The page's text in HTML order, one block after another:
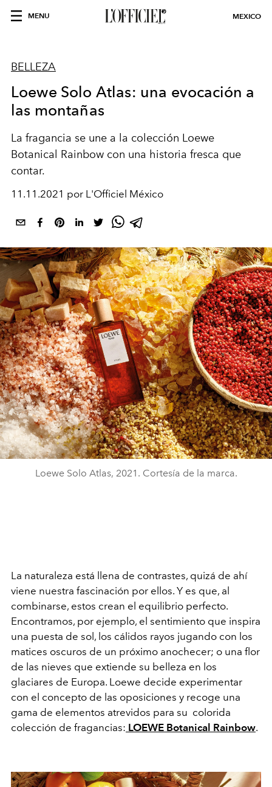
MENU MEXICO
BELLEZA
Loewe Solo Atlas: una evocación a
las montañas
La fragancia se une a la colección Loewe
Botanical Rainbow con una historia fresca que
contar.
11.11.2021 por L'Officiel México
Loewe Solo Atlas, 2021. Cortesía de la marca.
La naturaleza está llena de contrastes, quizá de ahí
viene nuestra fascinación por ellos. Y es que, al
combinarse, estos crean el equilibrio perfecto.
Encontramos, por ejemplo, el sentimiento que inspira
una puesta de sol, los cálidos rayos jugando con los
matices oscuros de un próximo anochecer; o una flor
de las nieves que extiende su belleza en los
glaciares de Europa. Loewe decide experimentar
con el concepto de las oposiciones y recoge una
gama de elementos atrevidos para su colorida
colección de fragancias: LOEWE Botanical Rainbow.